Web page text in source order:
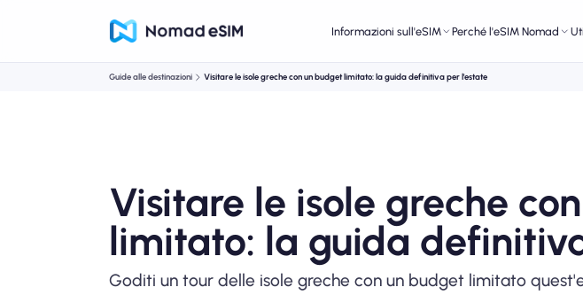
Informazioni sull'eSIM Perché l'eSIM Nomad
Guide alle destinazioni Visitare le isole greche con un budget limitato: la guida definitiva per l'estate
Visitare le isole greche
limitato: la guida
Goditi un tour delle isole greche con un budget limitato